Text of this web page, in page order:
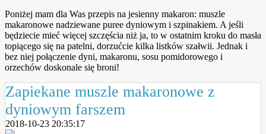
Poniżej mam dla Was przepis na jesienny makaron: muszle
makaronowe nadziewane puree dyniowym i szpinakiem. A jeśli
będziecie mieć więcej szczęścia niż ja, to w ostatnim kroku do masła
topiącego się na patelni, dorzućcie kilka listków szałwii. Jednak i
bez niej połączenie dyni, makaronu, sosu pomidorowego i
orzechów doskonale się broni!
Zapiekane muszle makaronowe z
dyniowym farszem
2018-10-23 20:35:17